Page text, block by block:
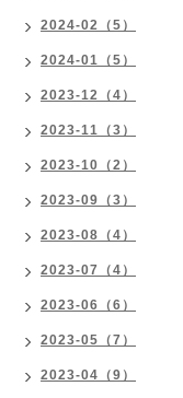
2024-02（5）
2024-01（5）
2023-12（4）
2023-11（3）
2023-10（2）
2023-09（3）
2023-08（4）
2023-07（4）
2023-06（6）
2023-05（7）
2023-04（9）